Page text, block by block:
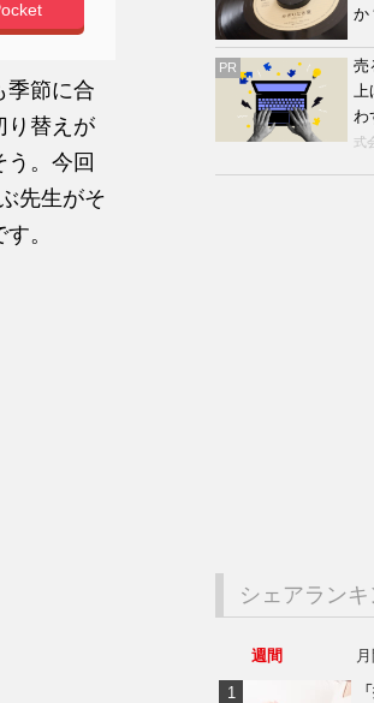
季節に合
り替えが
う。今回
先生がそ
。
か
PR
売
上
わ
式
シェアラン
週間